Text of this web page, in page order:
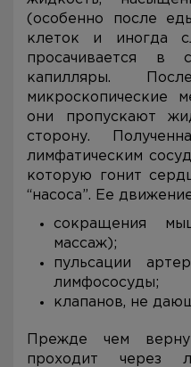
(особенно после
клеток и иногда
просачивается в
капилляры.
микроскопические
они пропускают
сторону.
лимфатическим
которую гонит
“насоса”. Ее
сокращения
массаж);
пульсации
лимфососуды;
клапанов, не
Прежде чем
проходит через